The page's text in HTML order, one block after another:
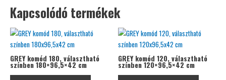
Kapcsolódó termékek
GREY komód 180, választható
színben 180×96,5×42 cm
GREY komód 120, választható
színben 120×96,5×42 cm